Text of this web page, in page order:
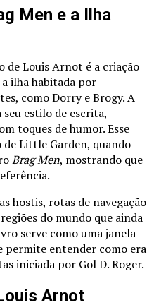
Men e a Ilha
Louis Arnot é a criação
a ilha habitada por
como Dorry e Brogy. A
estilo de escrita,
toques de humor. Esse
Little Garden, quando
Brag Men, mostrando que
hostis, rotas de navegação
do mundo que ainda
serve como uma janela
permite entender como era
iniciada por Gol D. Roger.
Arnot